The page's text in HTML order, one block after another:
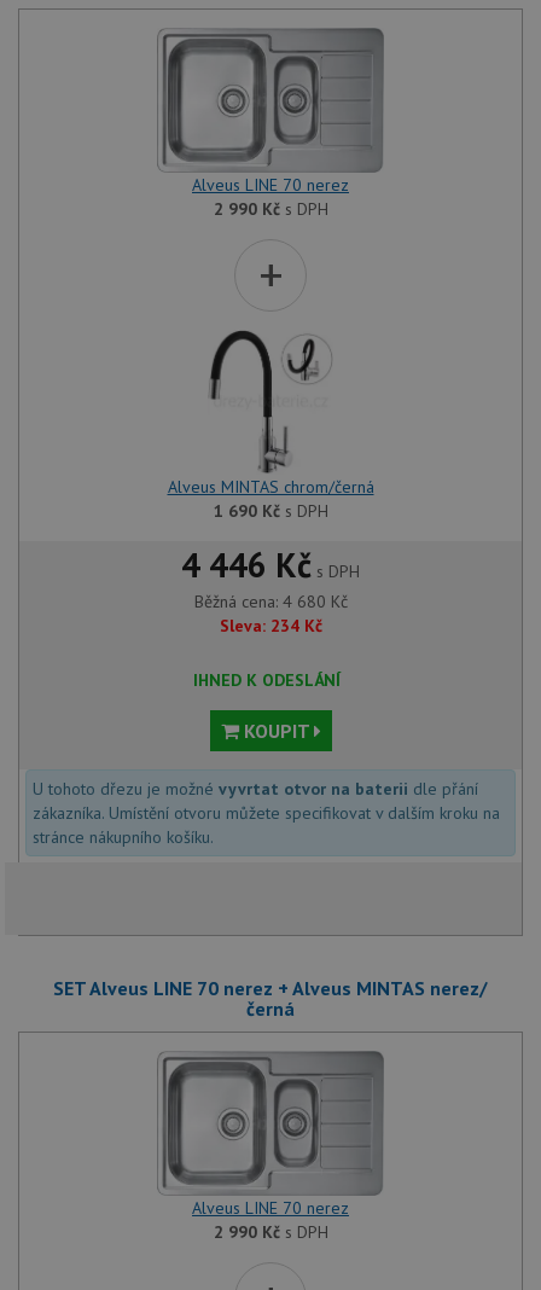
Alveus LINE 70 nerez
2 990 Kčs DPH
+
Alveus MINTAS chrom/černá
1 690 Kčs DPH
4 446 Kč s DPH
Běžná cena: 4 680 Kč
Sleva: 234 Kč
IHNED K ODESLÁNÍ
KOUPIT
U tohoto dřezu je možné vyvrtat otvor na baterii dle přání
zákazníka. Umístění otvoru můžete specifikovat v dalším kroku na
stránce nákupního košíku.
SET Alveus LINE 70 nerez + Alveus MINTAS nerez/
černá
Alveus LINE 70 nerez
2 990 Kčs DPH